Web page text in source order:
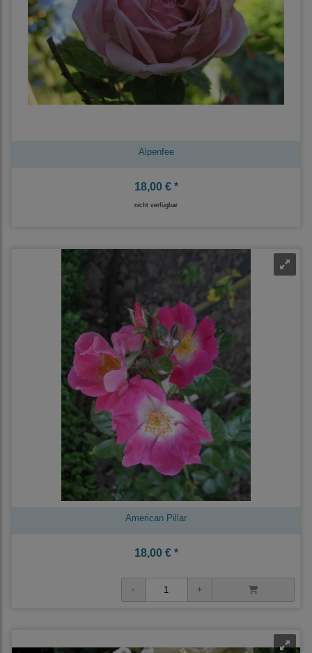
Alpenfee
18,00 € *
nicht verfügbar
American Pillar
18,00 € *